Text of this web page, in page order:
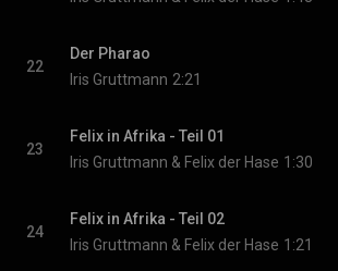
22
Der Pharao
Iris Gruttmann 2:21
23
Felix in Afrika - Teil 01
Iris Gruttmann & Felix der Hase 1:30
24
Felix in Afrika - Teil 02
Iris Gruttmann & Felix der Hase 1:21